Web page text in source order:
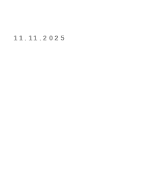
11.11.2025